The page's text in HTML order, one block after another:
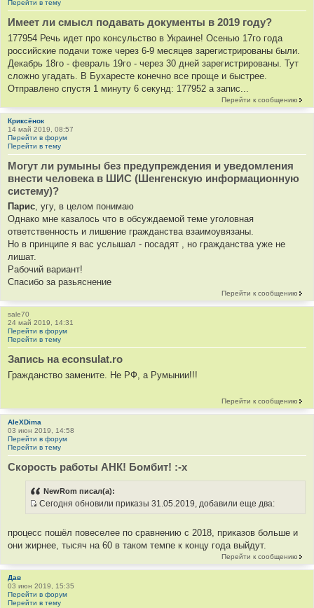
Перейти в тему
Имеет ли смысл подавать документы в 2019 году?
177954 Речь идет про консульство в Украине! Осенью 17го года
российские подачи тоже через 6-9 месяцев зарегистрированы были.
Декабрь 18го - февраль 19го - через 30 дней зарегистрированы. Тут
сложно угадать. В Бухаресте конечно все проще и быстрее.
Отправлено спустя 1 минуту 6 секунд: 177952 а запис...
Перейти к сообщению
Криксёнок
14 май 2019, 08:57
Перейти в форум
Перейти в тему
Могут ли румыны без предупреждения и уведомления
внести человека в ШИС (Шенгенскую информационную
систему)?
Парис, угу, в целом понимаю
Однако мне казалось что в обсуждаемой теме уголовная
ответственность и лишение гражданства взаимоувязаны.
Но в принципе я вас услышал - посадят , но гражданства уже не
лишат.
Рабочий вариант!
Спасибо за разьяснение
Перейти к сообщению
sale70
24 май 2019, 14:31
Перейти в форум
Перейти в тему
Запись на econsulat.ro
Гражданство замените. Не РФ, а Румынии!!!
Перейти к сообщению
AleXDima
03 июн 2019, 14:58
Перейти в форум
Перейти в тему
Скорость работы АНК! Бомбит! :-x
NewRom писал(а):
т
о
ч
и
к
Сегодня обновили приказы 31.05.2019, добавили еще два:
процесс пошёл повеселее по сравнению с 2018, приказов больше и
они жирнее, тысяч на 60 в таком темпе к концу года выйдут.
Перейти к сообщению
Дав
03 июн 2019, 15:35
Перейти в форум
Перейти в тему